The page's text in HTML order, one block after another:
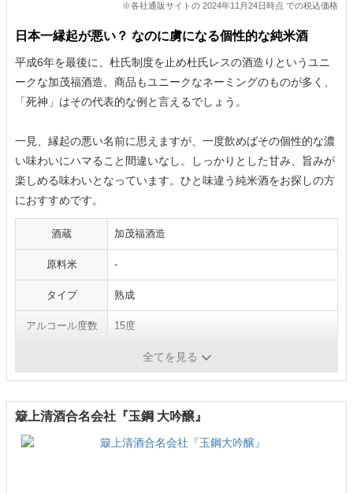
※各社通販サイトの 2024年11月24日時点 での税込価格
日本一縁起が悪い？ なのに虜になる個性的な純米酒
平成6年を最後に、杜氏制度を止め杜氏レスの酒造りというユニ
ークな加茂福酒造。商品もユニークなネーミングのものが多く、
「死神」はその代表的な例と言えるでしょう。
一見、縁起の悪い名前に思えますが、一度飲めばその個性的な濃
い味わいにハマること間違いなし。しっかりとした甘み、旨みが
楽しめる味わいとなっています。ひと味違う純米酒をお探しの方
におすすめです。
酒蔵 加茂福酒造
原料米 -
タイプ 熟成
アルコール度数 15度
全てを見る
簸上清酒合名会社『玉鋼 大吟醸』